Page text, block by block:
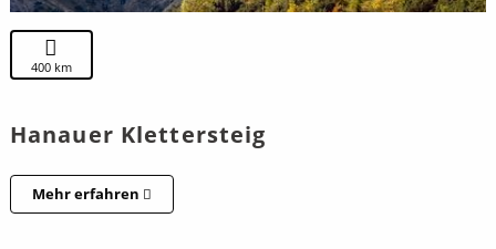
400 km
Hanauer Klettersteig
Mehr erfahren